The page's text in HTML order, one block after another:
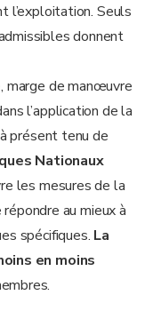
l’exploitation. Seuls
donnent
, marge de manœuvre
l’application de la
présent tenu de
Nationaux
les mesures de la
au mieux à
spécifiques. La
en moins